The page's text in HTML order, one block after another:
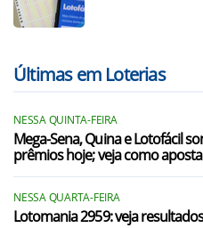
Últimas em Loterias
NESSA QUINTA-FEIRA
Mega-Sena, Quina e Lotofácil
prêmios hoje; veja como
NESSA QUARTA-FEIRA
Lotomania 2959: veja